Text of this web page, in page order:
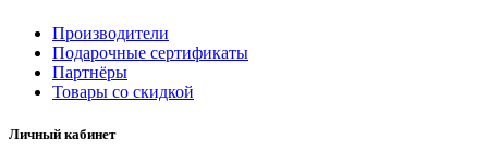
Производители
Подарочные сертификаты
Партнёры
Товары со скидкой
Личный кабинет